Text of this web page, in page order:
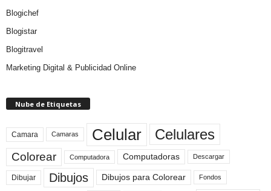
Blogichef
Blogistar
Blogitravel
Marketing Digital & Publicidad Online
Nube de Etiquetas
Camara Camaras Celular Celulares
Colorear Computadora Computadoras Descargar
Dibujar Dibujos Dibujos para Colorear Fondos